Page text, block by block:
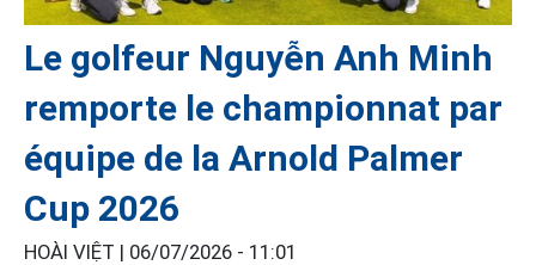
Le golfeur Nguyễn Anh Minh
remporte le championnat par
équipe de la Arnold Palmer
Cup 2026
HOÀI VIỆT | 06/07/2026 - 11:01